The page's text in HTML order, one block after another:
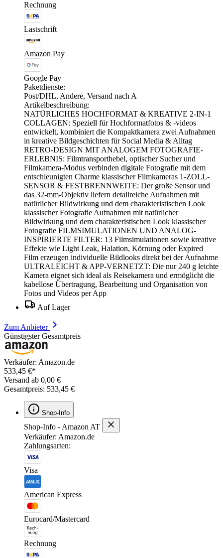
Rechnung
Lastschrift
Amazon Pay
Google Pay
Paketdienste:
Post/DHL, Andere, Versand nach A
Artikelbeschreibung:
NATÜRLICHES HOCHFORMAT & KREATIVE 2-IN-1
COLLAGEN: Speziell für Hochformatfotos & -videos
entwickelt, kombiniert die Kompaktkamera zwei Aufnahmen
in kreative Bildgeschichten für Social Media & Alltag
RETRO-DESIGN MIT ANALOGEM FOTOGRAFIE-
ERLEBNIS: Filmtransporthebel, optischer Sucher und
Filmkamera-Modus verbinden digitale Fotografie mit dem
entschleunigten Charme klassischer Filmkameras 1-ZOLL-
SENSOR & FESTBRENNWEITE: Der große Sensor und
das 32-mm-Objektiv liefern detailreiche Aufnahmen mit
natürlicher Bildwirkung und dem charakteristischen Look
klassischer Fotografie Aufnahmen mit natürlicher
Bildwirkung und dem charakteristischen Look klassischer
Fotografie FILMSIMULATIONEN UND ANALOG-
INSPIRIERTE FILTER: 13 Filmsimulationen sowie kreative
Effekte wie Light Leak, Halation, Körnung oder Expired
Film erzeugen individuelle Bildlooks direkt bei der Aufnahme
ULTRALEICHT & APP-VERNETZT: Die nur 240 g leichte
Kamera eignet sich ideal als Reisekamera und ermöglicht die
kabellose Übertragung, Bearbeitung und Organisation von
Fotos und Videos per App
Auf Lager
Zum Anbieter
Günstigster Gesamtpreis
Verkäufer: Amazon.de
533,45 €*
Versand ab 0,00 €
Gesamtpreis: 533,45 €
Shop-Info
Shop-Info - Amazon AT
Verkäufer: Amazon.de
Zahlungsarten:
Visa
American Express
Eurocard/Mastercard
Rechnung